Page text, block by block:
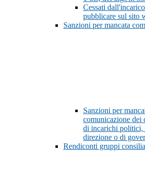
Cessati
pubblicare sul sito
Sanzioni per mancata
Sanzioni per
comunicazione dei
di incarichi politici,
direzione o di
Rendiconti gruppi